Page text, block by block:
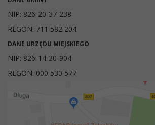
NIP: 826-20-37-238
REGON: 711 582 204
DANE URZĘDU MIEJSKIEGO
NIP: 826-14-30-904
REGON: 000 530 577